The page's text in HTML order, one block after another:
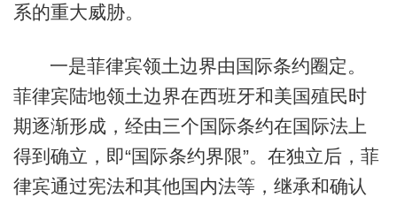
系的重大威胁。
一是菲律宾领土边界由国际条约圈定。
菲律宾陆地领土边界在西班牙和美国殖民时
期逐渐形成，经由三个国际条约在国际法上
得到确立，即“国际条约界限”。在独立后，菲
律宾通过宪法和其他国内法等，继承和确认